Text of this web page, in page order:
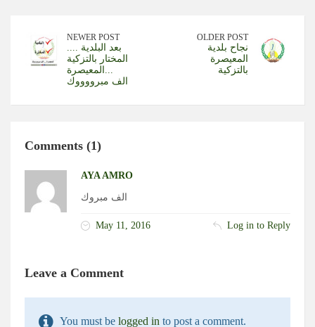
NEWER POST
بعد البلدية ....
المختار بالتزكية
...المعيصرة
الف مبرووووك
OLDER POST
نجاح بلدية
المعيصرة
بالتزكية
Comments (1)
AYA AMRO
الف مبروك
May 11, 2016 Log in to Reply
Leave a Comment
You must be logged in to post a comment.